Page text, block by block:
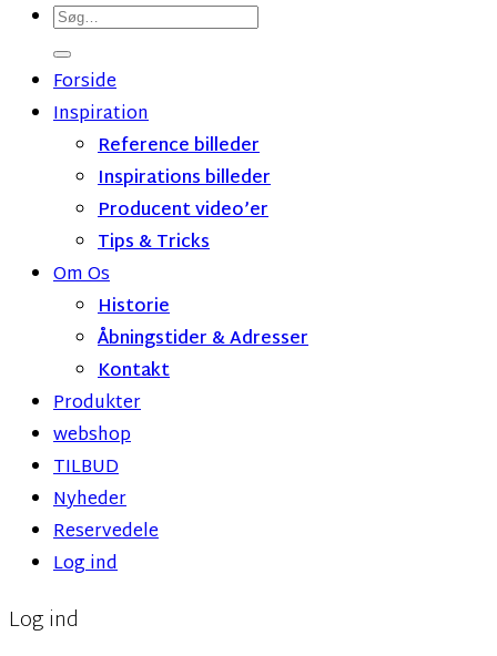
Søg
efter:
Forside
Inspiration
Reference billeder
Inspirations billeder
Producent video’er
Tips & Tricks
Om Os
Historie
Åbningstider & Adresser
Kontakt
Produkter
webshop
TILBUD
Nyheder
Reservedele
Log ind
Log ind